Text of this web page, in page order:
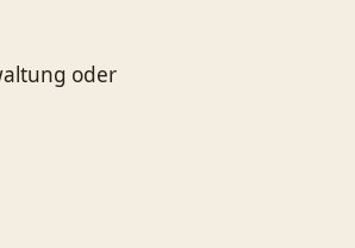
oder